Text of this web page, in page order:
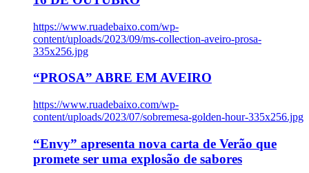
https://www.ruadebaixo.com/wp-
content/uploads/2023/09/ms-collection-aveiro-prosa-
335x256.jpg
“PROSA” ABRE EM AVEIRO
https://www.ruadebaixo.com/wp-
content/uploads/2023/07/sobremesa-golden-hour-335x256.jpg
“Envy” apresenta nova carta de Verão que
promete ser uma explosão de sabores